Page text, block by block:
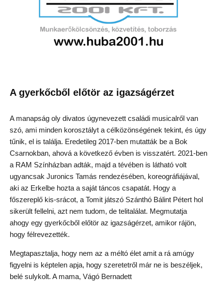
A gyerkőcből előtör az igazságérzet
A manapság oly divatos úgynevezett családi musicalről van
szó, ami minden korosztályt a célközönségének tekint, és úgy
tűnik, el is találja. Eredetileg 2017-ben mutatták be a Bok
Csarnokban, ahová a következő évben is visszatért. 2021-ben
a RAM Színházban adták, majd a tévében is látható volt
ugyancsak Juronics Tamás rendezésében, koreográfiájával,
aki az Erkelbe hozta a saját táncos csapatát. Hogy a
főszereplő kis-srácot, a Tomit játszó Szánthó Bálint Pétert hol
sikerült fellelni, azt nem tudom, de telitalálat. Megmutatja
ahogy egy gyerkőcből előtör az igazságérzet, amikor rájön,
hogy félrevezették.
Megtapasztalja, hogy nem az a méltó élet amit a rá amúgy
figyelni is képtelen apja, hogy szeretetről már ne is beszéljek,
belé sulykolt. A mama, Vágó Bernadett